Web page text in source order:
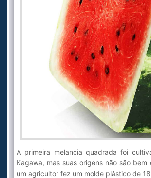
A primeira melancia quadrada foi
Kagawa, mas suas origens não são
um agricultor fez um molde plástico de